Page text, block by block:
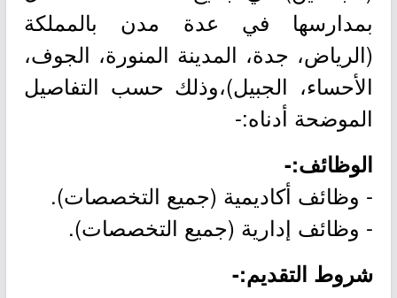
بمدارسها في عدة مدن بالمملكة
(الرياض، جدة، المدينة المنورة، الجوف،
الأحساء، الجبيل)،وذلك حسب التفاصيل
الموضحة أدناه:-
الوظائف:-
- وظائف أكاديمية (جميع التخصصات).
- وظائف إدارية (جميع التخصصات).
شروط التقديم:-